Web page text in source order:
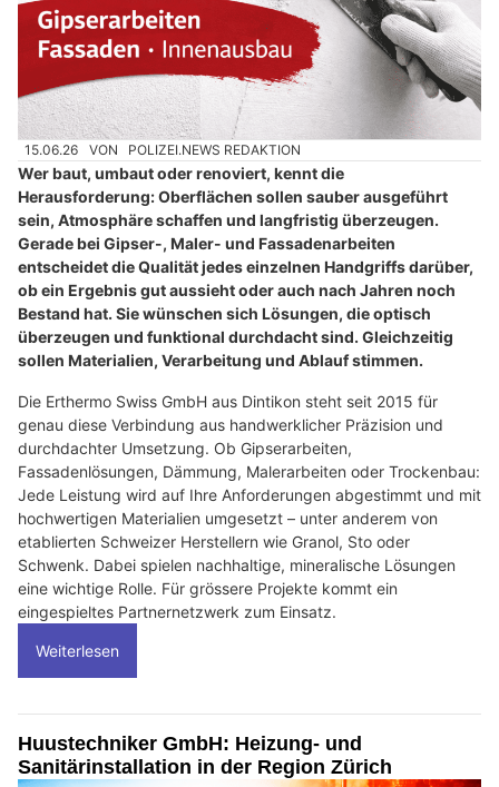
15.06.26 VON POLIZEI.NEWS REDAKTION
Wer baut, umbaut oder renoviert, kennt die
Herausforderung: Oberflächen sollen sauber ausgeführt
sein, Atmosphäre schaffen und langfristig überzeugen.
Gerade bei Gipser-, Maler- und Fassadenarbeiten
entscheidet die Qualität jedes einzelnen Handgriffs darüber,
ob ein Ergebnis gut aussieht oder auch nach Jahren noch
Bestand hat. Sie wünschen sich Lösungen, die optisch
überzeugen und funktional durchdacht sind. Gleichzeitig
sollen Materialien, Verarbeitung und Ablauf stimmen.
Die Erthermo Swiss GmbH aus Dintikon steht seit 2015 für
genau diese Verbindung aus handwerklicher Präzision und
durchdachter Umsetzung. Ob Gipserarbeiten,
Fassadenlösungen, Dämmung, Malerarbeiten oder Trockenbau:
Jede Leistung wird auf Ihre Anforderungen abgestimmt und mit
hochwertigen Materialien umgesetzt – unter anderem von
etablierten Schweizer Herstellern wie Granol, Sto oder
Schwenk. Dabei spielen nachhaltige, mineralische Lösungen
eine wichtige Rolle. Für grössere Projekte kommt ein
eingespieltes Partnernetzwerk zum Einsatz.
Weiterlesen
Huustechniker GmbH: Heizung- und
Sanitärinstallation in der Region Zürich